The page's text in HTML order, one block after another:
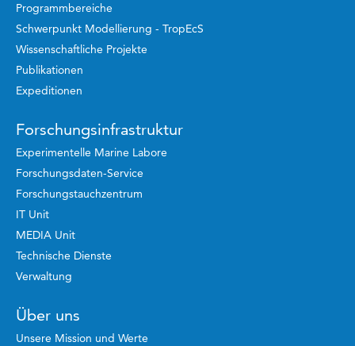
Programmbereiche
Schwerpunkt Modellierung - TropEcS
Wissenschaftliche Projekte
Publikationen
Expeditionen
Forschungsinfrastruktur
Experimentelle Marine Labore
Forschungsdaten-Service
Forschungstauchzentrum
IT Unit
MEDIA Unit
Technische Dienste
Verwaltung
Über uns
Unsere Mission und Werte